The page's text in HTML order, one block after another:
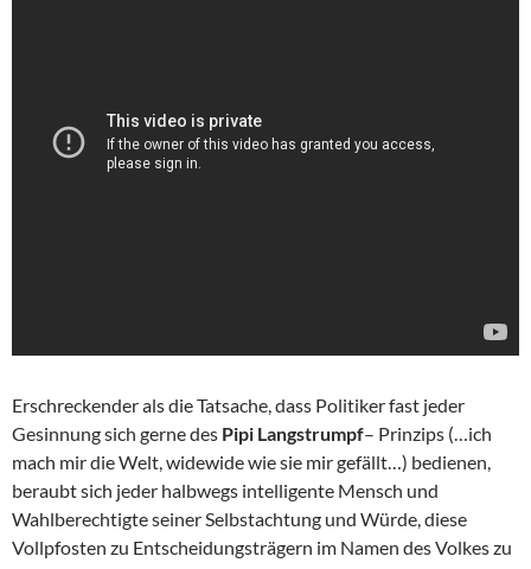
Erschreckender als die Tatsache, dass Politiker fast jeder
Gesinnung sich gerne des Pipi Langstrumpf– Prinzips (…ich
mach mir die Welt, widewide wie sie mir gefällt…) bedienen,
beraubt sich jeder halbwegs intelligente Mensch und
Wahlberechtigte seiner Selbstachtung und Würde, diese
Vollpfosten zu Entscheidungsträgern im Namen des Volkes zu